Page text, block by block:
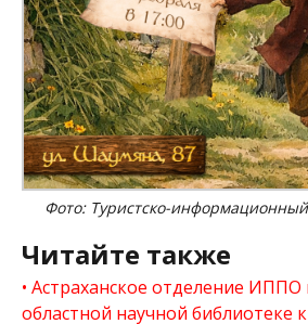
Фото: Туристско-
Читайте также
Астраханское отделение ИППО
областной научной библиотеке